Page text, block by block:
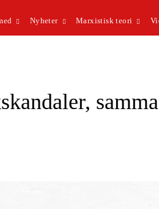
Nyheter Marxistisk teori